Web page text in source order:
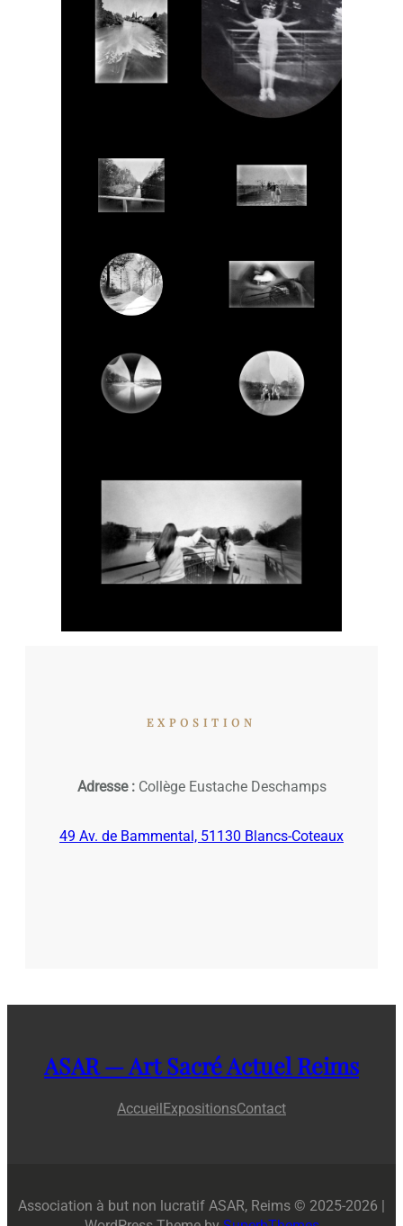
EXPOSITION
Adresse : Collège Eustache Deschamps
49 Av. de Bammental, 51130 Blancs-Coteaux
ASAR — Art Sacré Actuel Reims
AccueilExpositionsContact
Association à but non lucratif ASAR, Reims © 2025-2026 |